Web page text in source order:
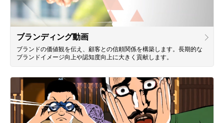
ブランディング動画
ブランドの価値観を伝え、顧客との信頼関係を構築します。長期的な
ブランドイメージ向上や認知度向上に大きく貢献します。